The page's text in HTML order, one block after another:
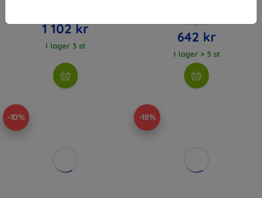
1 102 kr
I lager 3 st
713 kr
642 kr
I lager > 5 st
-10% -18%